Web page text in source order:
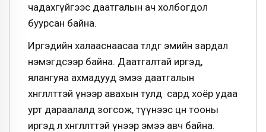
чадахгүйгээс даатгалын ач холбогдол
буурсан байна.
Иргэдийн халааснаасаа төлдөг эмийн зардал
нэмэгдсээр байна. Даатгалтай иргэд,
ялангуяа ахмадууд эмээ даатгалын
хөнгөлөлттэй үнээр авахын тулд сард хоёр удаа
урт дараалалд зогсож, түүнээс цөөн тооны
иргэд л хөнгөлөлттэй үнээр эмээ авч байна.